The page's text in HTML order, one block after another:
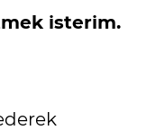
isterim.